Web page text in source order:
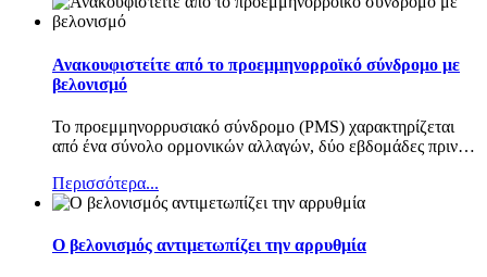
Ανακουφιστείτε από το προεμμηνορροϊκό σύνδρομο με
βελονισμό
Το προεμμηνορρυσιακό σύνδρομο (PMS) χαρακτηρίζεται
από ένα σύνολο ορμονικών αλλαγών, δύο εβδομάδες πριν…
Περισσότερα...
Ο βελονισμός αντιμετωπίζει την αρρυθμία